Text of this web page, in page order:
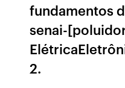
fundamentos
senai-
2.